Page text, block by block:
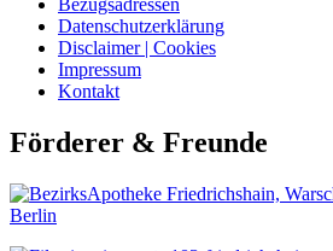
Bezugsadressen
Datenschutzerklärung
Disclaimer | Cookies
Impressum
Kontakt
Förderer & Freunde